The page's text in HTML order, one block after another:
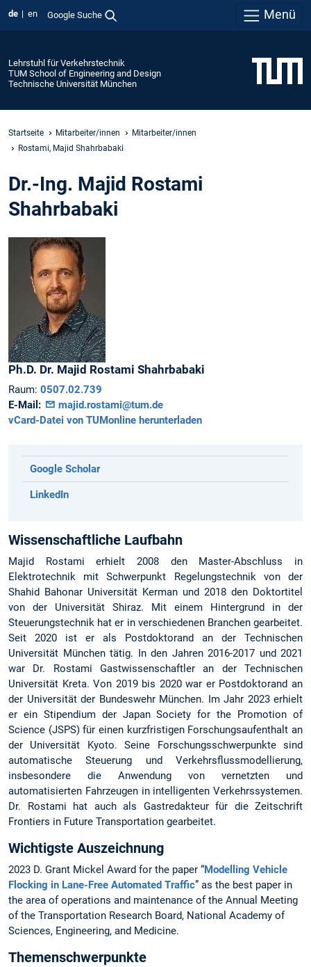
de en Google Suche Menü
Lehrstuhl für Verkehrstechnik
TUM School of Engineering and Design
Technische Universität München
Startseite Mitarbeiter/innen
Mitarbeiter/innen
Rostami, Majid Shahrbabaki
Dr.-Ing. Majid Rostami
Shahrbabaki
Ph.D. Dr. Majid Rostami Shahrbabaki
Raum: 0507.02.739
E-Mail:
majid.rostami@tum.de
vCard-Datei von TUMonline herunterladen
Google Scholar
LinkedIn
Wissenschaftliche Laufbahn
Majid Rostami erhielt 2008 den Master-Abschluss in
Elektrotechnik mit Schwerpunkt Regelungstechnik von der
Shahid Bahonar Universität Kerman und 2018 den Doktortitel
von der Universität Shiraz. Mit einem Hintergrund in der
Steuerungstechnik hat er in verschiedenen Branchen gearbeitet.
Seit 2020 ist er als Postdoktorand an der Technischen
Universität München tätig. In den Jahren 2016-2017 und 2021
war Dr. Rostami Gastwissenschaftler an der Technischen
Universität Kreta. Von 2019 bis 2020 war er Postdoktorand an
der Universität der Bundeswehr München. Im Jahr 2023 erhielt
er ein Stipendium der Japan Society for the Promotion of
Science (JSPS) für einen kurzfristigen Forschungsaufenthalt an
der Universität Kyoto. Seine Forschungsschwerpunkte sind
automatische Steuerung und Verkehrsflussmodellierung,
insbesondere die Anwendung von vernetzten und
automatisierten Fahrzeugen in intelligenten Verkehrssystemen.
Dr. Rostami hat auch als Gastredakteur für die Zeitschrift
Frontiers in Future Transportation gearbeitet.
Wichtigste Auszeichnung
2023 D. Grant Mickel Award for the paper “Modelling Vehicle
Flocking in Lane-Free Automated Traffic” as the best paper in
the area of operations and maintenance of the Annual Meeting
of the Transportation Research Board, National Academy of
Sciences, Engineering, and Medicine.
Themenschwerpunkte